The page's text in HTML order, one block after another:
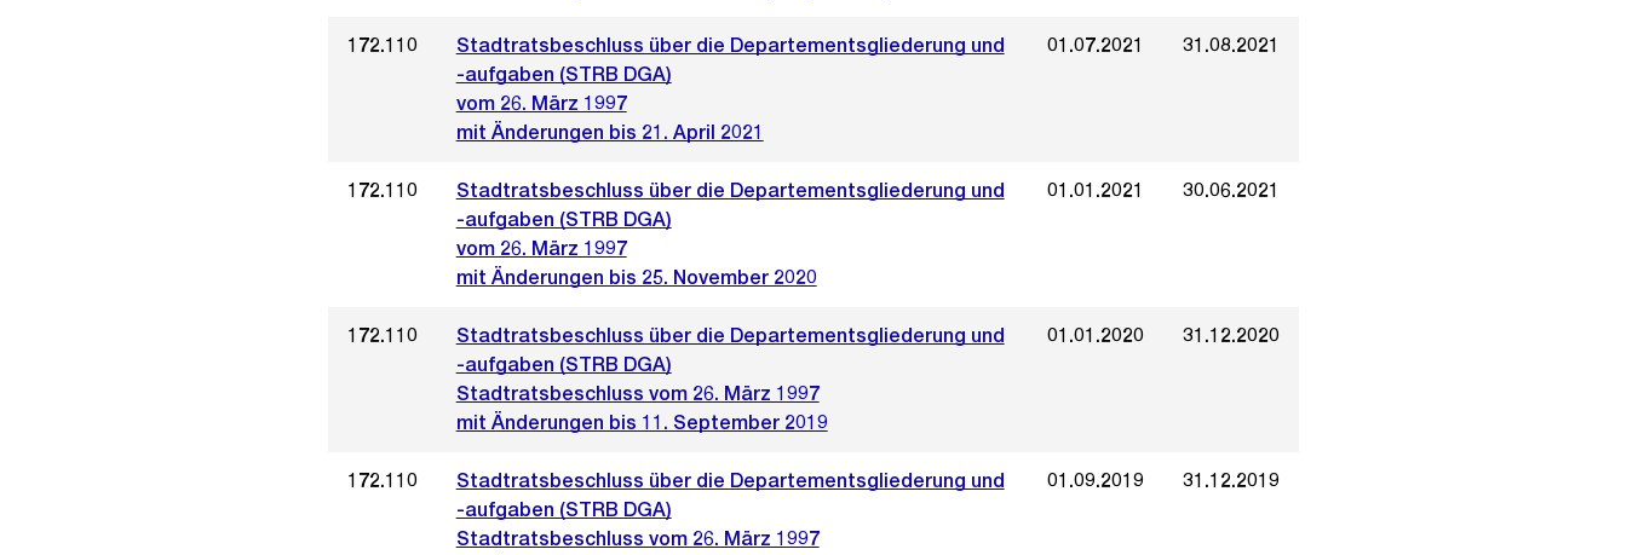
172.110
Stadtratsbeschluss über die Departementsgliederung und
-aufgaben (STRB DGA)
vom 26. März 1997
mit Änderungen bis 21. April 2021
01.07.2021 31.08.2021
172.110
Stadtratsbeschluss über die Departementsgliederung und
-aufgaben (STRB DGA)
vom 26. März 1997
mit Änderungen bis 25. November 2020
01.01.2021 30.06.2021
172.110
Stadtratsbeschluss über die Departementsgliederung und
-aufgaben (STRB DGA)
Stadtratsbeschluss vom 26. März 1997
mit Änderungen bis 11. September 2019
01.01.2020 31.12.2020
172.110
Stadtratsbeschluss über die Departementsgliederung und
-aufgaben (STRB DGA)
Stadtratsbeschluss vom 26. März 1997
01.09.2019 31.12.2019